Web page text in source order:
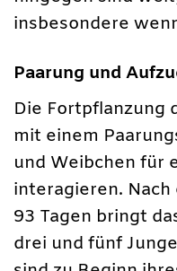
insbesondere
Paarung und
Die Fortpflanzung
mit einem
und Weibchen für
interagieren.
93 Tagen bringt
drei und fünf